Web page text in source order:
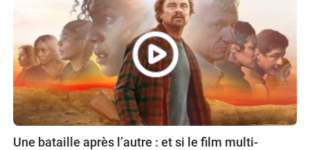
Une bataille après l’autre : et si le film multi-